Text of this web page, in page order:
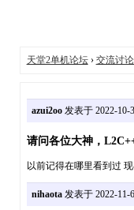
天堂2单机论坛› 交流讨
azui2oo发表于 2022-10-
请问各位大神，
以前记得在哪里看到过
nihaota发表于 2022-11-